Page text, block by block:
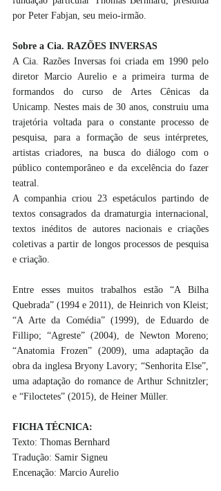
por Peter Fabjan, seu meio-irmão.
Sobre a Cia. RAZÕES INVERSAS
A Cia. Razões Inversas foi criada em 1990 pelo
diretor Marcio Aurelio e a primeira turma de
formandos do curso de Artes Cênicas da
Unicamp. Nestes mais de 30 anos, construiu uma
trajetória voltada para o constante processo de
pesquisa, para a formação de seus intérpretes,
artistas criadores, na busca do diálogo com o
público contemporâneo e da excelência do fazer
teatral.
A companhia criou 23 espetáculos partindo de
textos consagrados da dramaturgia internacional,
textos inéditos de autores nacionais e criações
coletivas a partir de longos processos de pesquisa
e criação.
Entre esses muitos trabalhos estão “A Bilha
Quebrada” (1994 e 2011), de Heinrich von Kleist;
“A Arte da Comédia” (1999), de Eduardo de
Fillipo; “Agreste” (2004), de Newton Moreno;
“Anatomia Frozen” (2009), uma adaptação da
obra da inglesa Bryony Lavory; “Senhorita Else”,
uma adaptação do romance de Arthur Schnitzler;
e “Filoctetes” (2015), de Heiner Müller.
FICHA TÉCNICA:
Texto: Thomas Bernhard
Tradução: Samir Signeu
Encenação: Marcio Aurelio